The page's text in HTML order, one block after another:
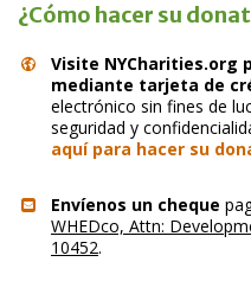
¿Cómo hacer su
Visite NYCharities.org
mediante tarjeta de
electrónico sin fines de
seguridad y
aquí para hacer su
Envíenos un cheque
WHEDco, Attn:
10452.